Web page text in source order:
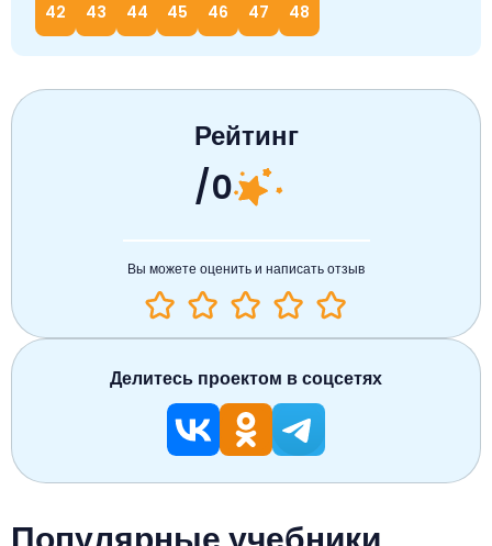
42 43 44 45 46 47 48
Рейтинг
/0
Вы можете оценить и написать отзыв
Делитесь проектом в соцсетях